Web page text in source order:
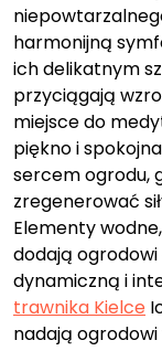
harmonijną
ich delikatnym
przyciągają
miejsce do
piękno i
sercem ogrodu,
zregenerować
Elementy
dodają
dynamiczną i
trawnika Kielce
nadają